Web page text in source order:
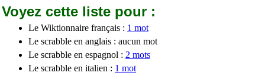
Voyez cette liste pour :
Le Wiktionnaire français : 1 mot
Le scrabble en anglais : aucun mot
Le scrabble en espagnol : 2 mots
Le scrabble en italien : 1 mot